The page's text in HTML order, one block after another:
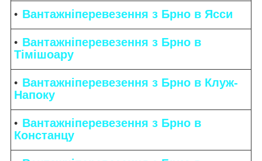
Вантажніперевезення з Брно в Ясси
Вантажніперевезення з Брно в
Тімішоару
Вантажніперевезення з Брно в Клуж-
Напоку
Вантажніперевезення з Брно в
Констанцу